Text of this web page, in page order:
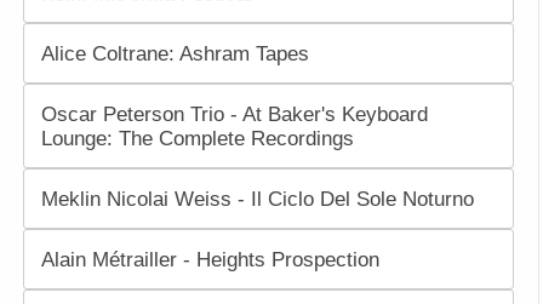
Alice Coltrane: Ashram Tapes
Oscar Peterson Trio - At Baker's Keyboard
Lounge: The Complete Recordings
Meklin Nicolai Weiss - Il Ciclo Del Sole Noturno
Alain Métrailler - Heights Prospection